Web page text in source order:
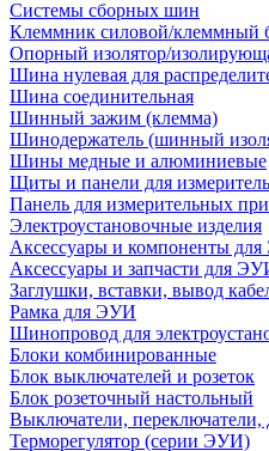
Системы сборных шин
Клеммник силовой/клеммный
Опорный изолятор/
Шина нулевая для
Шина соединительная
Шинный зажим (клемма)
Шинодержатель (шинный
Шины медные и алюминиевые
Щиты и панели для
Панель для измерительных
Электроустановочные изделия
Аксессуары и компоненты
Аксессуары и запчасти для
Заглушки, вставки, вывод
Рамка для ЭУИ
Шинопровод для
Блоки комбинированные
Блок выключателей и розеток
Блок розеточный настольный
Выключатели,
Терморегулятор (серии ЭУИ)